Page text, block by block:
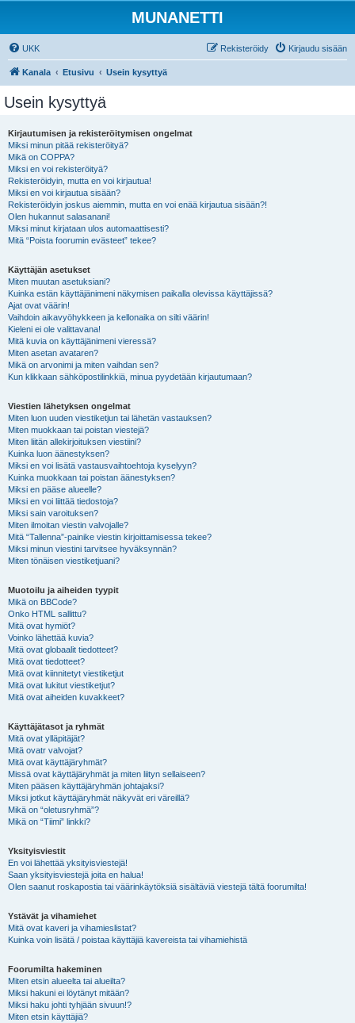
MUNANETTI
UKK Kirjaudu sisään
Rekisteröidy
Kanala Etusivu Usein kysyttyä
Usein kysyttyä
Kirjautumisen ja rekisteröitymisen ongelmat
Miksi minun pitää rekisteröityä?
Mikä on COPPA?
Miksi en voi rekisteröityä?
Rekisteröidyin, mutta en voi kirjautua!
Miksi en voi kirjautua sisään?
Rekisteröidyin joskus aiemmin, mutta en voi enää kirjautua sisään?!
Olen hukannut salasanani!
Miksi minut kirjataan ulos automaattisesti?
Mitä “Poista foorumin evästeet” tekee?
Käyttäjän asetukset
Miten muutan asetuksiani?
Kuinka estän käyttäjänimeni näkymisen paikalla olevissa käyttäjissä?
Ajat ovat väärin!
Vaihdoin aikavyöhykkeen ja kellonaika on silti väärin!
Kieleni ei ole valittavana!
Mitä kuvia on käyttäjänimeni vieressä?
Miten asetan avataren?
Mikä on arvonimi ja miten vaihdan sen?
Kun klikkaan sähköpostilinkkiä, minua pyydetään kirjautumaan?
Viestien lähetyksen ongelmat
Miten luon uuden viestiketjun tai lähetän vastauksen?
Miten muokkaan tai poistan viestejä?
Miten liitän allekirjoituksen viestiini?
Kuinka luon äänestyksen?
Miksi en voi lisätä vastausvaihtoehtoja kyselyyn?
Kuinka muokkaan tai poistan äänestyksen?
Miksi en pääse alueelle?
Miksi en voi liittää tiedostoja?
Miksi sain varoituksen?
Miten ilmoitan viestin valvojalle?
Mitä “Tallenna”-painike viestin kirjoittamisessa tekee?
Miksi minun viestini tarvitsee hyväksynnän?
Miten tönäisen viestiketjuani?
Muotoilu ja aiheiden tyypit
Mikä on BBCode?
Onko HTML sallittu?
Mitä ovat hymiöt?
Voinko lähettää kuvia?
Mitä ovat globaalit tiedotteet?
Mitä ovat tiedotteet?
Mitä ovat kiinnitetyt viestiketjut
Mitä ovat lukitut viestiketjut?
Mitä ovat aiheiden kuvakkeet?
Käyttäjätasot ja ryhmät
Mitä ovat ylläpitäjät?
Mitä ovatr valvojat?
Mitä ovat käyttäjäryhmät?
Missä ovat käyttäjäryhmät ja miten liityn sellaiseen?
Miten pääsen käyttäjäryhmän johtajaksi?
Miksi jotkut käyttäjäryhmät näkyvät eri väreillä?
Mikä on “oletusryhmä”?
Mikä on “Tiimi” linkki?
Yksityisviestit
En voi lähettää yksityisviestejä!
Saan yksityisviestejä joita en halua!
Olen saanut roskapostia tai väärinkäytöksiä sisältäviä viestejä tältä foorumilta!
Ystävät ja vihamiehet
Mitä ovat kaveri ja vihamieslistat?
Kuinka voin lisätä / poistaa käyttäjiä kavereista tai vihamiehistä
Foorumilta hakeminen
Miten etsin alueelta tai alueilta?
Miksi hakuni ei löytänyt mitään?
Miksi haku johti tyhjään sivuun!?
Miten etsin käyttäjiä?